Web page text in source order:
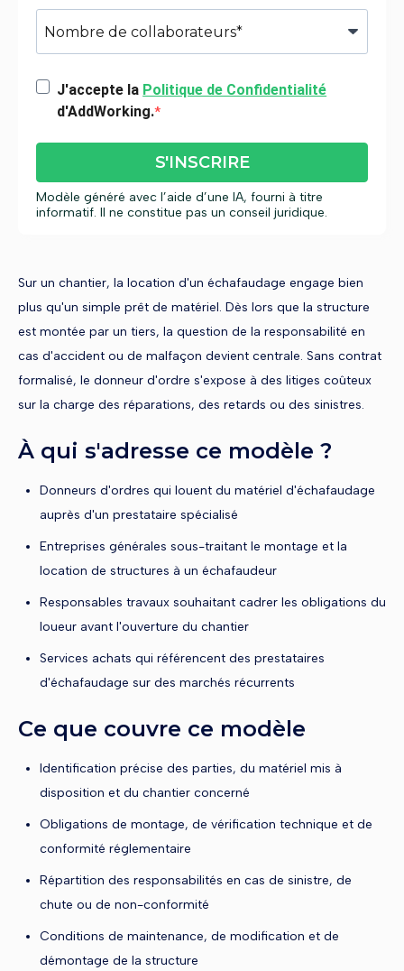
Sur un chantier, la location d'un échafaudage engage bien
plus qu'un simple prêt de matériel. Dès lors que la structure
est montée par un tiers, la question de la responsabilité en
cas d'accident ou de malfaçon devient centrale. Sans contrat
formalisé, le donneur d'ordre s'expose à des litiges coûteux
sur la charge des réparations, des retards ou des sinistres.
À qui s'adresse ce modèle ?
Donneurs d'ordres qui louent du matériel d'échafaudage
auprès d'un prestataire spécialisé
Entreprises générales sous-traitant le montage et la
location de structures à un échafaudeur
Responsables travaux souhaitant cadrer les obligations du
loueur avant l'ouverture du chantier
Services achats qui référencent des prestataires
d'échafaudage sur des marchés récurrents
Ce que couvre ce modèle
Identification précise des parties, du matériel mis à
disposition et du chantier concerné
Obligations de montage, de vérification technique et de
conformité réglementaire
Répartition des responsabilités en cas de sinistre, de
chute ou de non-conformité
Conditions de maintenance, de modification et de
démontage de la structure
J'accepte la Politique de Confidentialité
d'AddWorking.
S'INSCRIRE
Modèle généré avec l’aide d’une IA, fourni à titre
informatif. Il ne constitue pas un conseil juridique.